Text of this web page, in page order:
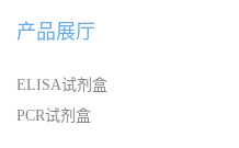
产品展厅
ELISA试剂盒
PCR试剂盒